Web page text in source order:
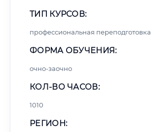
ТИП КУРСОВ:
профессиональная переподготовка
ФОРМА ОБУЧЕНИЯ:
очно-заочно
КОЛ-ВО ЧАСОВ:
1010
РЕГИОН: